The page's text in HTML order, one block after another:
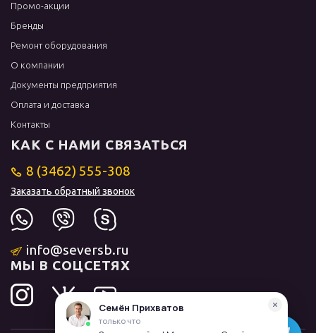
Промо-акции
Бренды
Ремонт оборудования
О компании
Документы предприятия
Оплата и доставка
Контакты
КАК С НАМИ СВЯЗАТЬСЯ
8 (3462) 555-308
Заказать обратный звонок
info@seversb.ru
МЫ В СОЦСЕТЯХ